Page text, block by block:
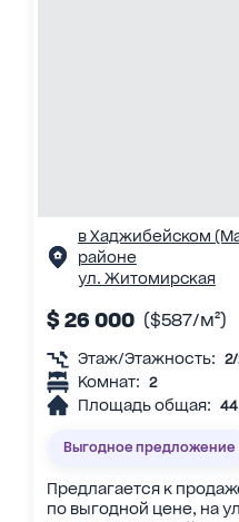
в Хаджибейском
районе
ул. Житомирская
$ 26 000 ($587/м²)
Этаж/Этажность:
Комнат: 2
Площадь общая: 44
Выгодное предложение
Предлагается к
по выгодной цене, на